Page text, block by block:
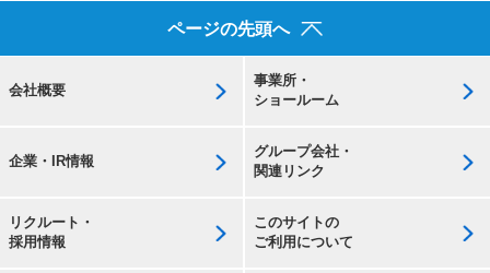
ページの先頭へ
会社概要
事業所・
ショールーム
企業・IR情報
グループ会社・
関連リンク
リクルート・
採用情報
このサイトの
ご利用について